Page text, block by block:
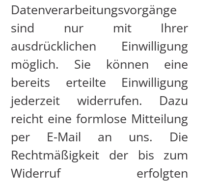
Datenverarbeitungsvorgänge
sind nur mit Ihrer
ausdrücklichen Einwilligung
möglich. Sie können eine
bereits erteilte Einwilligung
jederzeit widerrufen. Dazu
reicht eine formlose Mitteilung
per E-Mail an uns. Die
Rechtmäßigkeit der bis zum
Widerruf erfolgten